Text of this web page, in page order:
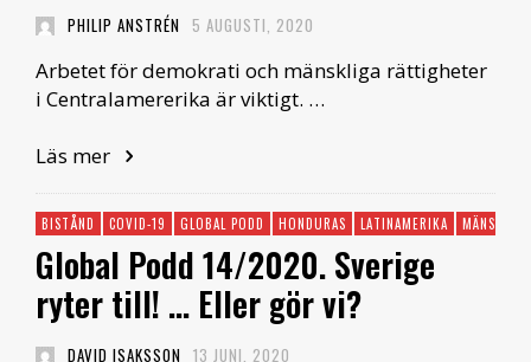
PHILIP ANSTRÉN 5 AUGUSTI, 2020
Arbetet för demokrati och mänskliga rättigheter
i Centralamererika är viktigt. …
Läs mer
BISTÅND COVID-19 GLOBAL PODD HONDURAS LATINAMERIKA
Global Podd 14/2020. Sverige
ryter till! … Eller gör vi?
DAVID ISAKSSON 13 JUNI, 2020